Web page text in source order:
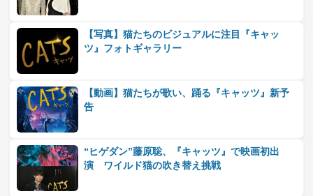
【写真】猫たちのビジュアルに注目『キャッ
ツ』フォトギャラリー
【動画】猫たちが歌い、踊る『キャッツ』新予
告
“ヒゲダン”藤原聡、『キャッツ』で映画初出
演 ワイルド猫の吹き替え挑戦